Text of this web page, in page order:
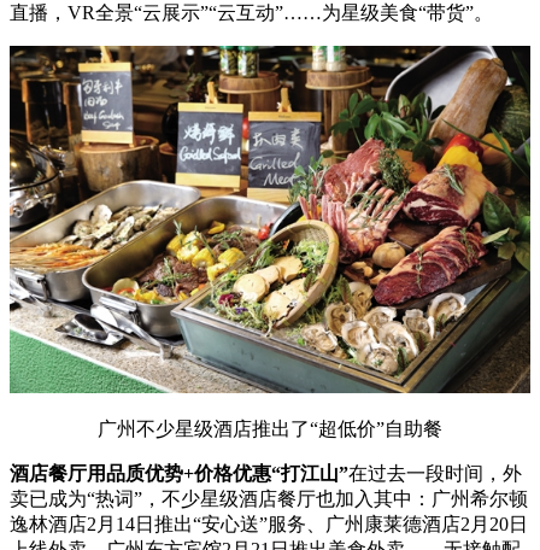
直播，VR全景“云展示”“云互动”……为星级美食“带货”。
广州不少星级酒店推出了“超低价”自助餐
酒店餐厅用品质优势+价格优惠“打江山”在过去一段时间，外
卖已成为“热词”，不少星级酒店餐厅也加入其中：广州希尔顿
逸林酒店2月14日推出“安心送”服务、广州康莱德酒店2月20日